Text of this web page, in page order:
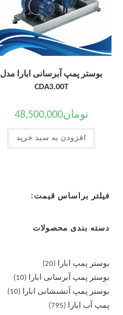
بوستر پمپ آبرسانی ابارا مدل
CDA3.00T
تومان48,500,000
افزودن به سبد خرید
فیلتر براساس قیمت:
دسته بندی محصولات
بوستر پمپ ابارا
20
بوستر پمپ آبرسانی ابارا
10
بوستر پمپ آتشنشانی ابارا
10
پمپ آب ابارا
795